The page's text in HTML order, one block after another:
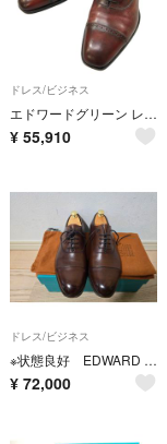
ドレス/ビジネス
エドワードグリーン レザーシューズ パンチドキャップトゥ バークレー バーガンディ UK7.5D EDWARD GREEN【LA】【中古】
¥ 55,910
ドレス/ビジネス
※状態良好 EDWARD GREEN CHELSEA 6.5
¥ 72,000